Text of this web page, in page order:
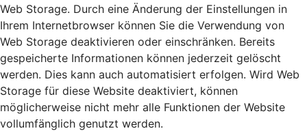
Web Storage. Durch eine Änderung der Einstellungen in
Ihrem Internetbrowser können Sie die Verwendung von
Web Storage deaktivieren oder einschränken. Bereits
gespeicherte Informationen können jederzeit gelöscht
werden. Dies kann auch automatisiert erfolgen. Wird Web
Storage für diese Website deaktiviert, können
möglicherweise nicht mehr alle Funktionen der Website
vollumfänglich genutzt werden.